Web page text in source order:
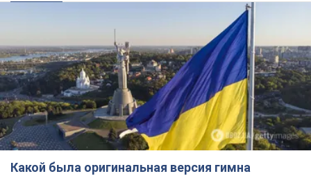
Какой была оригинальная версия гимна